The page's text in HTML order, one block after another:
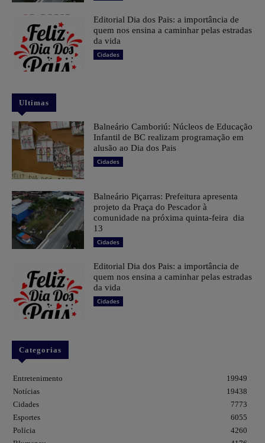
Editorial Dia dos Pais: a importância de
quem nos ensina a caminhar pelas estradas
da vida
Cidades
Ultimas
Balneário Camboriú: Núcleos de Educação
Infantil de BC realizam programação em
alusão ao Dia dos Pais
Cidades
Balneário Piçarras: Prefeitura apresenta
projeto da Praça do Pescador à
comunidade na próxima quinta-feira dia
13
Cidades
Editorial Dia dos Pais: a importância de
quem nos ensina a caminhar pelas estradas
da vida
Cidades
Categorias
Entretenimento
19949
Notícias
19438
Cidades
7773
Esportes
6055
Polícia
4260